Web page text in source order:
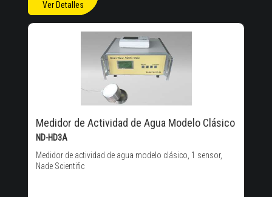
Ver Detalles
Medidor de Actividad de Agua Modelo Clásico
ND-HD3A
Medidor de actividad de agua modelo clásico, 1 sensor,
Nade Scientific